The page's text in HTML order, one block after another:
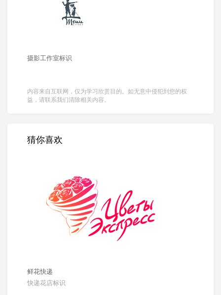
摄影工作室标识
内容来自互联网，仅为学习欣赏目的。如无意中侵犯到您的权
益，请联系我们清除相关内容。
猜你喜欢
鲜花快递
快递花店标识